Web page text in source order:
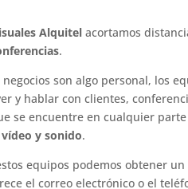
Alquitel acortamos
.
negocios son algo personal, los
y hablar con clientes,
se encuentre en cualquier
y sonido.
equipos podemos obtener
el correo electrónico o el